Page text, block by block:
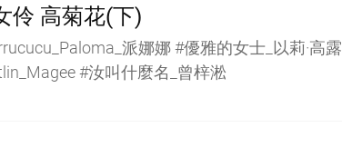
伶 高菊花(下)
派娜娜 #優雅的女士_以莉·高露
#汝叫什麼名_曾梓淞